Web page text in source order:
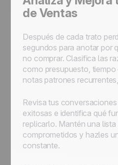
de Ventas
Después de cada trato
segundos para anotar por
no comprar. Clasifica las
como presupuesto,
notas patrones
Revisa tus
exitosas e identifica qué
replicarlo. Mantén una
comprometidos y hazles
constante.